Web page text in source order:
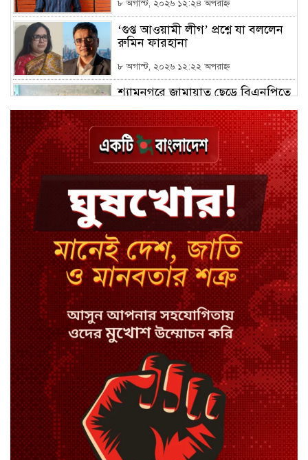
৮ অগাস্ট, ২০২৬ ১২:২৪ অপরাহ্ন
‘গুপ্ত আওয়ামী লীগ’ প্রশ্নে যা বললেন
রুমিন ফারহানা
৮ অগাস্ট, ২০২৬ ১২:২২ অপরাহ্ন
শ্যামনগরে জামায়াত ছেড়ে বিএনপিতে
৮ অগাস্ট, ২০২৬ ১২:১৮ অপরাহ্ন
ঢাকায় হালকা বৃষ্টির সম্ভাবনা, বাড়তে
পারে তাপমাত্রা
৮ অগাস্ট, ২০২৬ ১২:১১ অপরাহ্ন
মন্ত্রী-এমপিদের উপস্থিতিতে ইউএনওর
আইফোন চুরি
৮ অগাস্ট, ২০২৬ ১২:০৭ অপরাহ্ন
সিরাজগঞ্জে বাস ট্রাক দুর্ঘটনা, চালকসহ
নিহত ২
৮ অগাস্ট, ২০২৬ ১২:০১ অপরাহ্ন
স্পিকারের নামে জাল ডিও, প্রতারণার
অভিযোগে এসিল্যান্ডের বিরুদ্ধে মামলা
৭ অগাস্ট, ২০২৬ ৩:২৩ অপরাহ্ন
সাদা না বাদামি চিনি, কোনটি ভালো?
৭ অগাস্ট, ২০২৬ ৩:১৪ অপরাহ্ন